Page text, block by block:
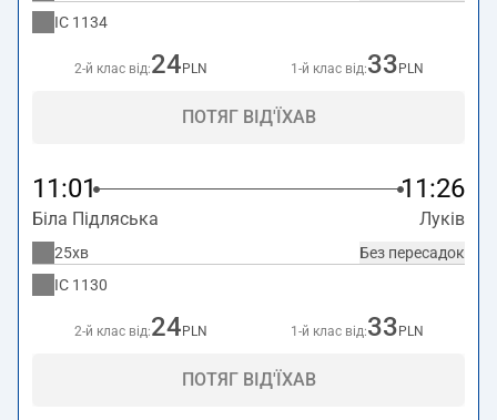
IC 1134
2-й клас від:24 PLN 1-й клас від:33 PLN
ПОТЯГ ВІД'ЇХАВ
11:01 11:26
Біла Підляська Луків
Без пересадок
25хв
IC 1130
2-й клас від:24 PLN 1-й клас від:33 PLN
ПОТЯГ ВІД'ЇХАВ